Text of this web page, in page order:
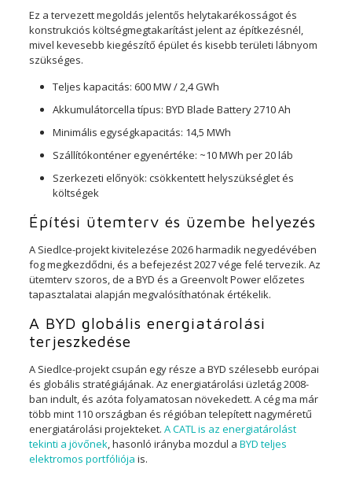
Ez a tervezett megoldás jelentős helytakarékosságot és
konstrukciós költségmegtakarítást jelent az építkezésnél,
mivel kevesebb kiegészítő épület és kisebb területi lábnyom
szükséges.
Teljes kapacitás: 600 MW / 2,4 GWh
Akkumulátorcella típus: BYD Blade Battery 2710 Ah
Minimális egységkapacitás: 14,5 MWh
Szállítókonténer egyenértéke: ~10 MWh per 20 láb
Szerkezeti előnyök: csökkentett helyszükséglet és
költségek
Építési ütemterv és üzembe helyezés
A Siedlce-projekt kivitelezése 2026 harmadik negyedévében
fog megkezdődni, és a befejezést 2027 vége felé tervezik. Az
ütemterv szoros, de a BYD és a Greenvolt Power előzetes
tapasztalatai alapján megvalósíthatónak értékelik.
A BYD globális energiatárolási
terjeszkedése
A Siedlce-projekt csupán egy része a BYD szélesebb európai
és globális stratégiájának. Az energiatárolási üzletág 2008-
ban indult, és azóta folyamatosan növekedett. A cég ma már
több mint 110 országban és régióban telepített nagyméretű
energiatárolási projekteket. A CATL is az energiatárolást
tekinti a jövőnek, hasonló irányba mozdul a BYD teljes
elektromos portfóliója is.